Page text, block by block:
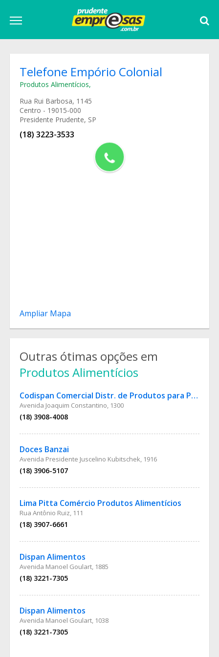
Telefone Empório Colonial
Produtos Alimentícios,
Rua Rui Barbosa, 1145
Centro - 19015-000
Presidente Prudente, SP
(18) 3223-3533
Ampliar Mapa
Outras ótimas opções em
Produtos Alimentícios
Codispan Comercial Distr. de Produtos para Panif.
Avenida Joaquim Constantino, 1300
(18) 3908-4008
Doces Banzai
Avenida Presidente Juscelino Kubitschek, 1916
(18) 3906-5107
Lima Pitta Comércio Produtos Alimentícios
Rua Antônio Ruiz, 111
(18) 3907-6661
Dispan Alimentos
Avenida Manoel Goulart, 1885
(18) 3221-7305
Dispan Alimentos
Avenida Manoel Goulart, 1038
(18) 3221-7305